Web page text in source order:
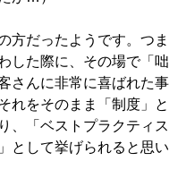
方だったようです。つま
した際に、その場で「咄
さんに非常に喜ばれた事
れをそのまま「制度」と
、「ベストプラクティス
として挙げられると思い